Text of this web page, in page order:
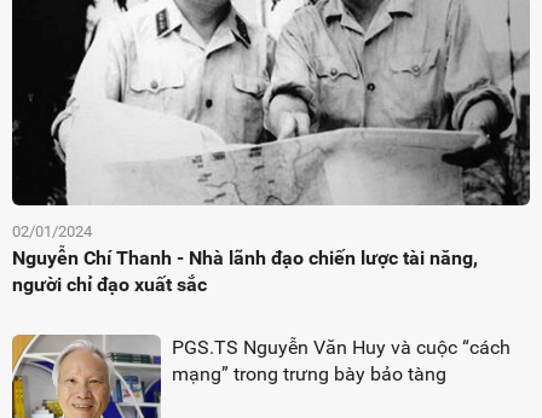
02/01/2024
Nguyễn Chí Thanh - Nhà lãnh đạo chiến lược tài năng,
người chỉ đạo xuất sắc
PGS.TS Nguyễn Văn Huy và cuộc “cách
mạng” trong trưng bày bảo tàng